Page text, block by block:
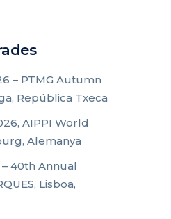
– PTMG Autumn
República Txeca
AIPPI World
Alemanya
40th Annual
Lisboa,